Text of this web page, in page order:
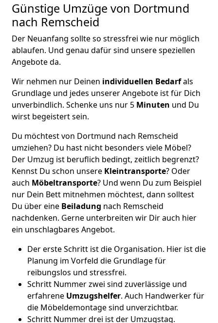
Günstige Umzüge von Dortmund
nach Remscheid
Der Neuanfang sollte so stressfrei wie nur möglich
ablaufen. Und genau dafür sind unsere speziellen
Angebote da.
Wir nehmen nur Deinen individuellen Bedarfals
Grundlage und jedes unserer Angebote ist für Dich
unverbindlich. Schenke uns nur 5 Minuten und Du
wirst begeistert sein.
Du möchtest von Dortmund nach Remscheid
umziehen? Du hast nicht besonders viele Möbel?
Der Umzug ist beruflich bedingt, zeitlich begrenzt?
Kennst Du schon unsere Kleintransporte? Oder
auch Möbeltransporte? Und wenn Du zum Beispiel
nur Dein Bett mitnehmen möchtest, dann solltest
Du über eine Beiladung nach Remscheid
nachdenken. Gerne unterbreiten wir Dir auch hier
ein unschlagbares Angebot.
Der erste Schritt ist die Organisation. Hier ist die
Planung im Vorfeld die Grundlage für
reibungslos und stressfrei.
Schritt Nummer zwei sind zuverlässige und
erfahrene Umzugshelfer. Auch Handwerker für
die Möbeldemontage sind unverzichtbar.
Schritt Nummer drei ist der Umzugstag.